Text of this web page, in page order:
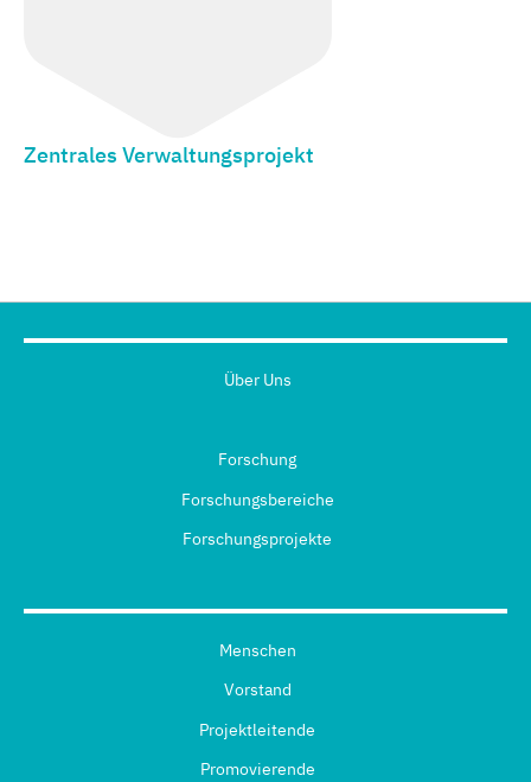
Zentrales Verwaltungsprojekt
Über Uns
Forschung
Forschungsbereiche
Forschungsprojekte
Menschen
Vorstand
Projektleitende
Promovierende